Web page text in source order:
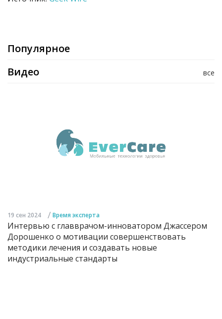
Популярное
все
Видео
19 сен 2024 / Время эксперта
Интервью с главврачом-инноватором Джассером
Дорошенко о мотивации совершенствовать
методики лечения и создавать новые
индустриальные стандарты